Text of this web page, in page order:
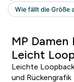
MP
Leicht
Leichte
und Rückengrafik